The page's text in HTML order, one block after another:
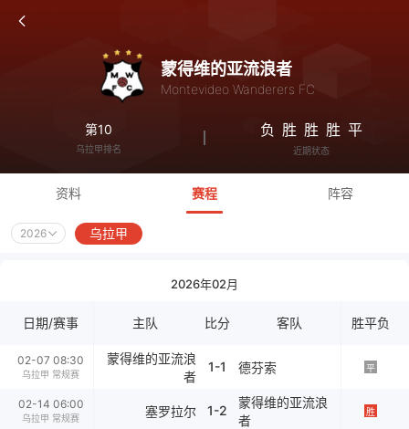
蒙得维的亚流浪者
Montevideo Wanderers FC
第10
乌拉甲排名
负 胜 胜 胜 平
近期状态
资料 赛程 阵容
2026 乌拉甲
2026年02月
日期/赛事 主队 比分 客队 胜平负
02-07 08:30
乌拉甲 常规赛
蒙得维的亚流浪
者
1-1 德芬索 平
02-14 06:00
乌拉甲 常规赛 塞罗拉尔 1-2
蒙得维的亚流浪
者
胜